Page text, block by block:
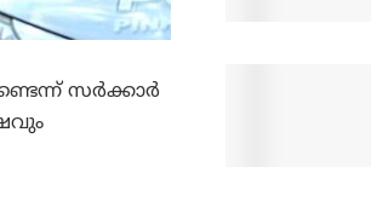
സര്‍ക്കാര്‍